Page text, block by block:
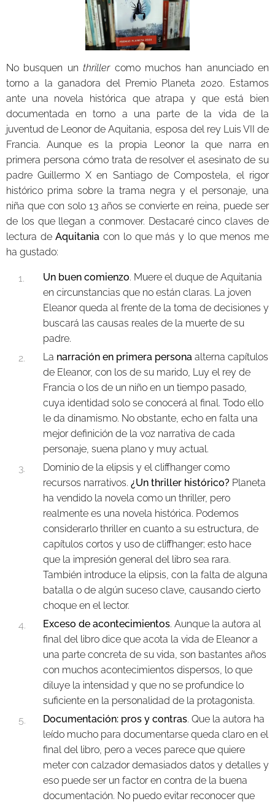
No busquen unthrillercomo muchos han anunciado en
torno a la ganadora del Premio Planeta 2020. Estamos
ante una novela histórica que atrapa y que está bien
documentada en torno a una parte de la vida de la
juventud de Leonor de Aquitania, esposa del rey Luis VII de
Francia. Aunque es la propia Leonor la que narra en
primera persona cómo trata de resolver el asesinato de su
padre Guillermo X en Santiago de Compostela, el rigor
histórico prima sobre la trama negra y el personaje, una
niña que con solo 13 años se convierte en reina, puede ser
de los que llegan a conmover. Destacaré cinco claves de
lectura deAquitania con lo que más y lo que menos me
ha gustado:
Un buen comienzo. Muere el duque de Aquitania
en circunstancias que no están claras. La joven
Eleanor queda al frente de la toma de decisiones y
buscará las causas reales de la muerte de su
padre.
La narración en primera persona alterna capítulos
de Eleanor, con los de su marido, Luy el rey de
Francia o los de un niño en un tiempo pasado,
cuya identidad solo se conocerá al final. Todo ello
le da dinamismo. No obstante, echo en falta una
mejor definición de la voz narrativa de cada
personaje, suena plano y muy actual.
Dominio de la elipsis y el cliffhanger como
recursos narrativos. ¿Un thriller histórico? Planeta
ha vendido la novela como un thriller, pero
realmente es una novela histórica. Podemos
considerarlo thriller en cuanto a su estructura, de
capítulos cortos y uso de cliffhanger; esto hace
que la impresión general del libro sea rara.
También introduce la elipsis, con la falta de alguna
batalla o de algún suceso clave, causando cierto
choque en el lector.
Exceso de acontecimientos. Aunque la autora al
final del libro dice que acota la vida de Eleanor a
una parte concreta de su vida, son bastantes años
con muchos acontecimientos dispersos, lo que
diluye la intensidad y que no se profundice lo
suficiente en la personalidad de la protagonista.
Documentación: pros y contras. Que la autora ha
leído mucho para documentarse queda claro en el
final del libro, pero a veces parece que quiere
meter con calzador demasiados datos y detalles y
eso puede ser un factor en contra de la buena
documentación. No puedo evitar reconocer que